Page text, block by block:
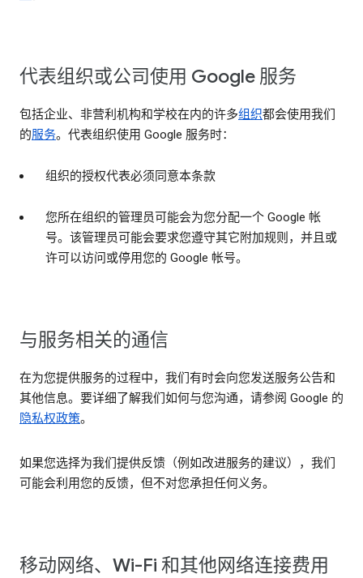
代表组织或公司使用 Google 服务
包括企业、非营利机构和学校在内的许多组织都会使用我们
的服务。代表组织使用 Google 服务时：
组织的授权代表必须同意本条款
您所在组织的管理员可能会为您分配一个 Google 帐
号。该管理员可能会要求您遵守其它附加规则，并且或
许可以访问或停用您的 Google 帐号。
与服务相关的通信
在为您提供服务的过程中，我们有时会向您发送服务公告和
其他信息。要详细了解我们如何与您沟通，请参阅 Google 的
隐私权政策。
如果您选择为我们提供反馈（例如改进服务的建议），我们
可能会利用您的反馈，但不对您承担任何义务。
移动网络、Wi-Fi 和其他网络连接费用